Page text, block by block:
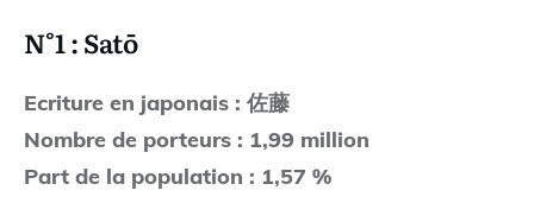
N°1 : Satō
Ecriture en japonais : 佐藤
Nombre de porteurs : 1,99 million
Part de la population : 1,57 %